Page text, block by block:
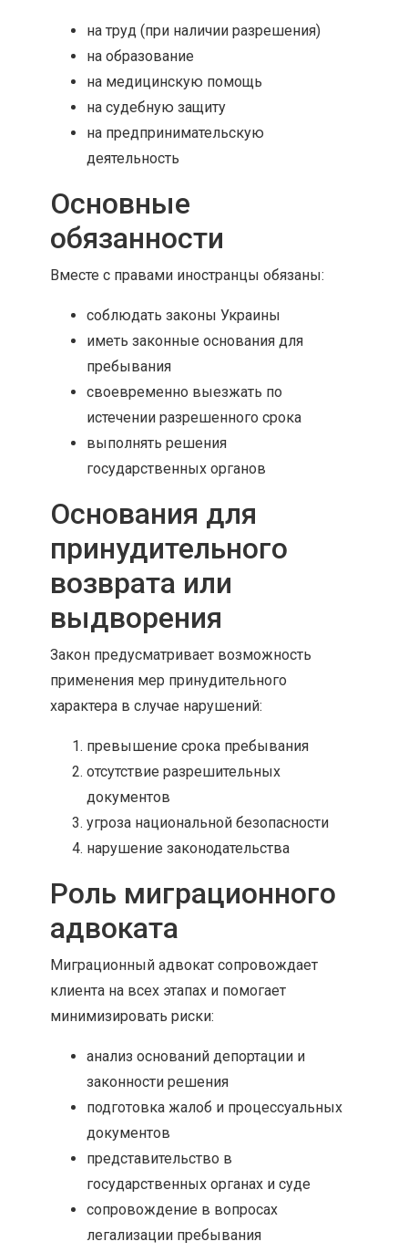
на труд (при наличии разрешения)
на образование
на медицинскую помощь
на судебную защиту
на предпринимательскую
деятельность
Основные
обязанности
Вместе с правами иностранцы обязаны:
соблюдать законы Украины
иметь законные основания для
пребывания
своевременно выезжать по
истечении разрешенного срока
выполнять решения
государственных органов
Основания для
принудительного
возврата или
выдворения
Закон предусматривает возможность
применения мер принудительного
характера в случае нарушений:
превышение срока пребывания
отсутствие разрешительных
документов
угроза национальной безопасности
нарушение законодательства
Роль миграционного
адвоката
Миграционный адвокат сопровождает
клиента на всех этапах и помогает
минимизировать риски:
анализ оснований депортации и
законности решения
подготовка жалоб и процессуальных
документов
представительство в
государственных органах и суде
сопровождение в вопросах
легализации пребывания